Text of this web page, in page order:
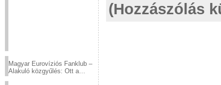
Magyar Eurovíziós Fanklub –
Alakuló közgyűlés: Ott a
(Hozzászólás